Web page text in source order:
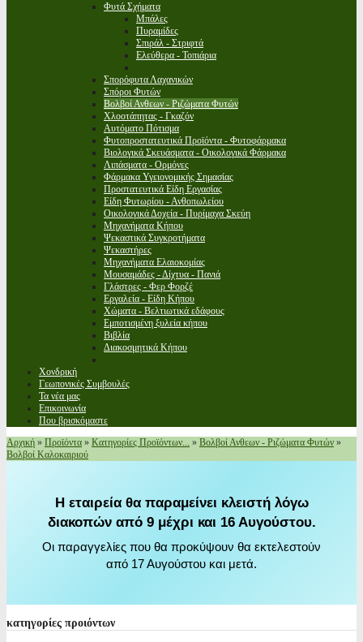
Φυτά Σχήματα
Μπάλες
Πυραμίδες
Σπιράλ - Στριφτά
Ελεύθερα - Τοπιάρια
Σπορόφυτα Λαχανικών
Σπόροι Φυτών
Βολβοί Ανθεων - Ριζώματα Φυτών
Χλοοτάπητας - Γκαζόν
Αυτόματο Πότισμα
Φυτοπροστατευτικά Προϊόντα - Φυτοφάρμακα
Βιολογικά Σκευάσματα - Οικολογικά Φάρμακα
Λιπάσματα - Ορμόνες
Φάρμακα Υγειονομικής Σημασίας
Προστατευτικά Είδη Εργασίας
Είδη Φυτωρίου - Ανθοπωλείου
Οικολογικά Δοχεία - Πυρίμαχα Σκεύη
Μηχανήματα Κήπου
Ψεκαστικά Συγκροτήματα
Ψεκαστήρες
Μηχανήματα Ελαιοκομίας
Μουσαμάδες - Δίχτυα - Πανιά
Γλάστρες - Φερ Φορζέ
Εργαλεία - Είδη Κήπου
Χώματα - Βελτιωτικά εδάφους
Εμποτισμένη ξυλεία κήπου
Βιβλία
Διακοσμητικά Κήπου
Χονδρική
Γεωπονικές Συμβουλές
Τα νέα μας
Επικοινωνία
Που βρισκόμαστε
Αρχική » Προϊόντα » Κατηγορίες Προϊόντων... » Βολβοί Ανθεων - Ριζώματα Φυτών »
Βολβοί Καλοκαιριού
Η εταιρεία θα παραμείνει κλειστή λόγω
διακοπών από 9 μέχρι και 16 Αυγούστου.
Οι παραγγελίες που θα προκύψουν θα εκτελεστούν
από 17 Αυγούστου και μετά.
κατηγορίες προιόντων